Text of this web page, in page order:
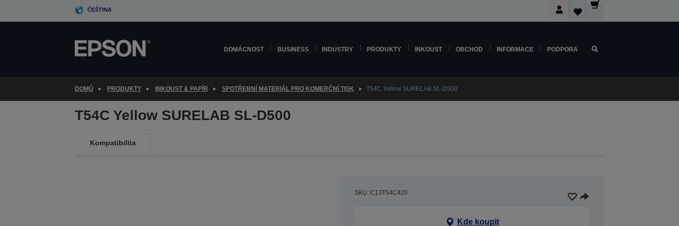
ČEŠTINA
DOMÁCNOST BUSINESS INDUSTRY PRODUKTY INKOUST OBCHOD INFORMACE PODPORA
DOMŮ PRODUKTY INKOUST & PAPÍR SPOTŘEBNÍ MATERIÁL PRO KOMERČNÍ TISK T54C Yellow SURELAB SL-D500
T54C Yellow SURELAB SL-D500
Kompatibilita
SKU: C13T54C420
Kde koupit